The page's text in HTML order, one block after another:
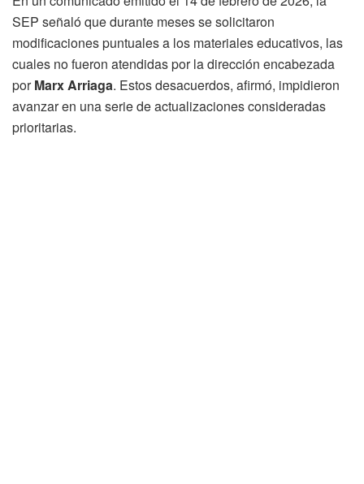
SEP señaló que durante meses se solicitaron
modificaciones puntuales a los materiales educativos, las
cuales no fueron atendidas por la dirección encabezada
porMarx Arriaga. Estos desacuerdos, afirmó, impidieron
avanzar en una serie de actualizaciones consideradas
prioritarias.